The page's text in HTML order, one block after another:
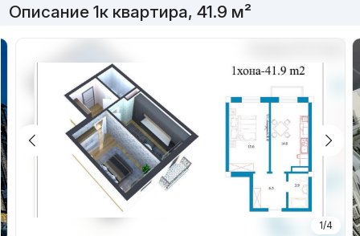
Описание 1к квартира, 41.9 м²
1/4